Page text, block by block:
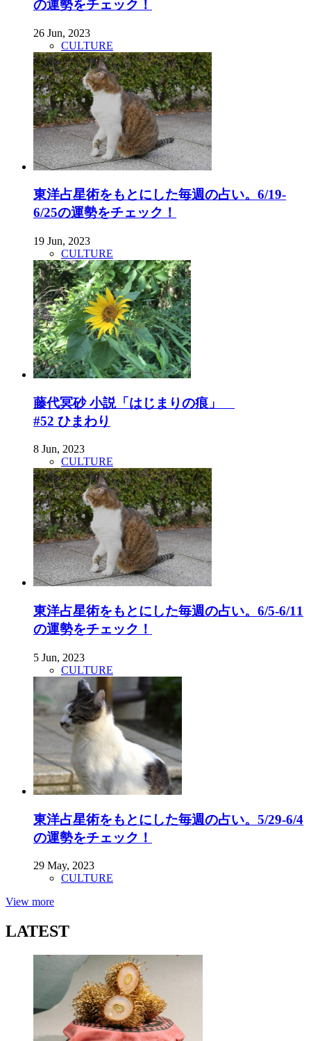
の運勢をチェック！
26 Jun, 2023
CULTURE
東洋占星術をもとにした毎週の占い。6/19-
6/25の運勢をチェック！
19 Jun, 2023
CULTURE
藤代冥砂 小説「はじまりの痕」
#52 ひまわり
8 Jun, 2023
CULTURE
東洋占星術をもとにした毎週の占い。6/5-6/11
の運勢をチェック！
5 Jun, 2023
CULTURE
東洋占星術をもとにした毎週の占い。5/29-6/4
の運勢をチェック！
29 May, 2023
CULTURE
View more
LATEST